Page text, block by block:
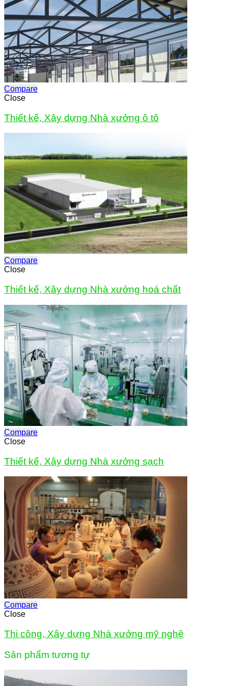
Compare
Close
Thiết kế, Xây dựng Nhà xưởng ô tô
Compare
Close
Thiết kế, Xây dựng Nhà xưởng hoá chất
Compare
Close
Thiết kế, Xây dựng Nhà xưởng sạch
Compare
Close
Thi công, Xây dựng Nhà xưởng mỹ nghệ
Sản phẩm tương tự